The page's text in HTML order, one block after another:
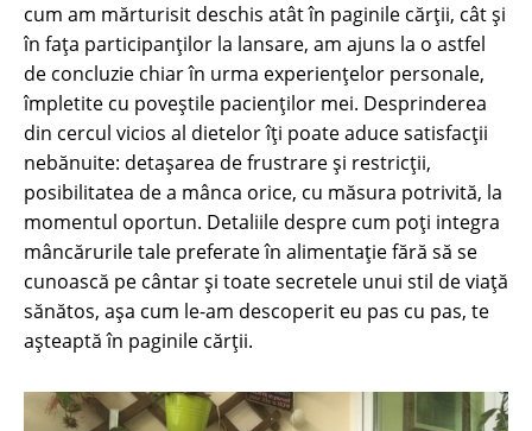
cum am mărturisit deschis atât în paginile cărții, cât și
în fața participanților la lansare, am ajuns la o astfel
de concluzie chiar în urma experiențelor personale,
împletite cu poveștile pacienților mei. Desprinderea
din cercul vicios al dietelor îți poate aduce satisfacții
nebănuite: detașarea de frustrare și restricții,
posibilitatea de a mânca orice, cu măsura potrivită, la
momentul oportun. Detaliile despre cum poți integra
mâncărurile tale preferate în alimentație fără să se
cunoască pe cântar și toate secretele unui stil de viață
sănătos, așa cum le-am descoperit eu pas cu pas, te
așteaptă în paginile cărții.